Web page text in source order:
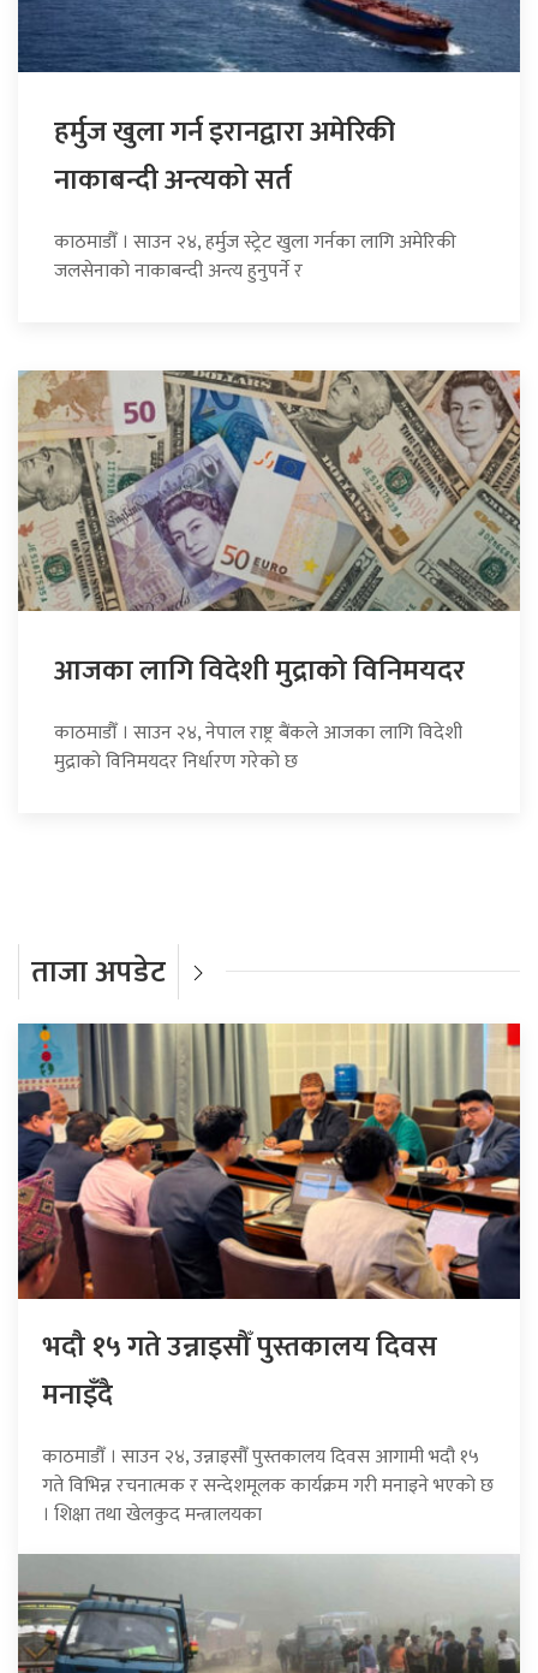
हर्मुज खुला गर्न इरानद्वारा अमेरिकी
नाकाबन्दी अन्त्यको सर्त
काठमाडौँ । साउन २४, हर्मुज स्ट्रेट खुला गर्नका लागि अमेरिकी
जलसेनाको नाकाबन्दी अन्त्य हुनुपर्ने र
आजका लागि विदेशी मुद्राको विनिमयदर
काठमाडौँ । साउन २४, नेपाल राष्ट्र बैंकले आजका लागि विदेशी
मुद्राको विनिमयदर निर्धारण गरेको छ
ताजा अपडेट
भदौ १५ गते उन्नाइसौँ पुस्तकालय दिवस
मनाइँदै
काठमाडौँ । साउन २४, उन्नाइसौँ पुस्तकालय दिवस आगामी भदौ १५
गते विभिन्न रचनात्मक र सन्देशमूलक कार्यक्रम गरी मनाइने भएको छ
। शिक्षा तथा खेलकुद मन्त्रालयका